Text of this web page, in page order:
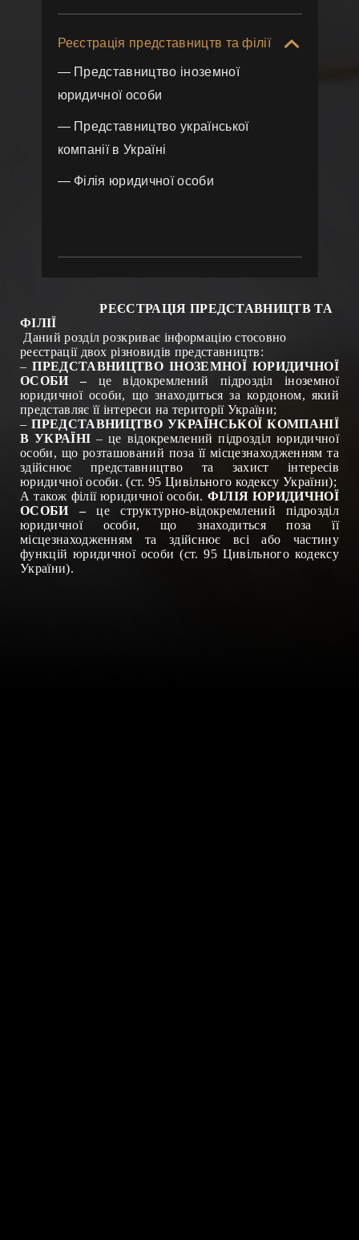
Реєстрація представництв та філії
— Представництво іноземної
юридичної особи
— Представництво української
компанії в Україні
— Філія юридичної особи
РЕЄСТРАЦІЯ ПРЕДСТАВНИЦТВ ТА
ФІЛІЇ
Даний розділ розкриває інформацію стосовно
реєстрації двох різновидів представництв:
–ПРЕДСТАВНИЦТВО ІНОЗЕМНОЇ ЮРИДИЧНОЇ
ОСОБИ – це відокремлений підрозділ іноземної
юридичної особи, що знаходиться за кордоном, який
представляє її інтереси на території України;
–ПРЕДСТАВНИЦТВО УКРАЇНСЬКОЇ КОМПАНІЇ
В УКРАЇНІ – це відокремлений підрозділ юридичної
особи, що розташований поза її місцезнаходженням та
здійснює представництво та захист інтересів
юридичної особи. (ст. 95 Цивільного кодексу України);
А також філії юридичної особи. ФІЛІЯ ЮРИДИЧНОЇ
ОСОБИ –цеструктурно-відокремлений підрозділ
юридичної особи, що знаходиться поза її
місцезнаходженням та здійснює всі або частину
функційюридичної особи (ст. 95 Цивільного кодексу
України).